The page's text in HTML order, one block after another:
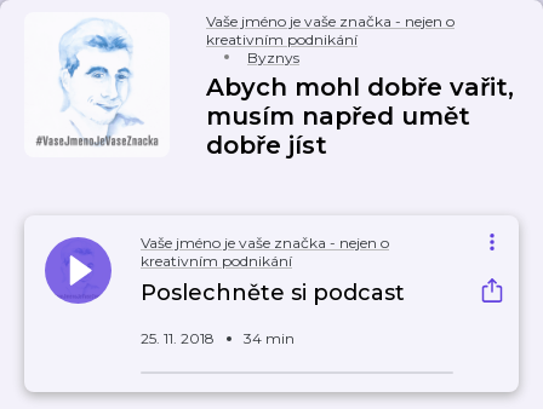
Vaše jméno je vaše značka - nejen o
kreativním podnikání
Byznys
Abych mohl dobře vařit,
musím napřed umět
dobře jíst
Vaše jméno je vaše značka - nejen o
kreativním podnikání
Poslechněte si podcast
25. 11. 2018 34 min